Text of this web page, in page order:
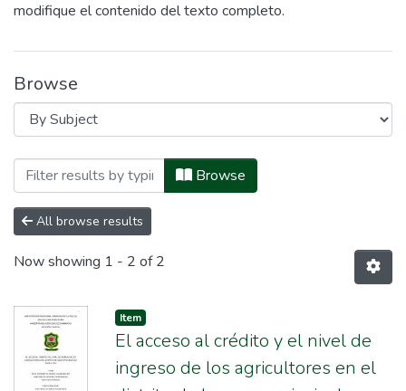
modifique el contenido del texto completo.
Browse
Browsing Posgrado by Subject "Acceso
Browse
All browse results
Now showing 1 - 2 of 2
Item
El acceso al crédito y el nivel de
ingreso de los agricultores en el